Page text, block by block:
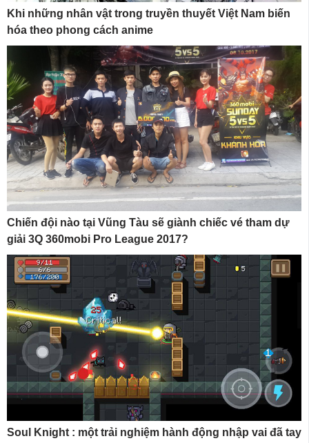
Khi những nhân vật trong truyền thuyết Việt Nam biến
hóa theo phong cách anime
Chiến đội nào tại Vũng Tàu sẽ giành chiếc vé tham dự
giải 3Q 360mobi Pro League 2017?
Soul Knight : một trải nghiệm hành động nhập vai đã tay